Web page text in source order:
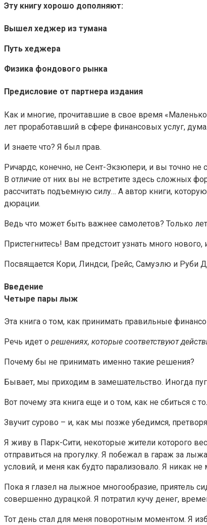
Эту книгу хорошо дополняют:
Вышел хеджер из тумана
Путь хеджера
Физика фондового рынка
Предисловие от партнера издания
Как и многие, прочитавшие в свое время
лет проработавший в сфере финансовых услуг,
И знаете что? Я был прав.
Ричардс, конечно, не Сент-Экзюпери, и вы точно не
В отличие от них вы не встретите здесь сложных
рассчитать подъемную силу… А автор книги,
дюрации.
Ведь что может быть важнее самолетов? Только
Пристегнитесь! Вам предстоит узнать много
Посвящается Кори, Линдси, Грейс, Самуэлю и Руби
Введение
Четыре пары лыж
Эта книга о том, как принимать правильные
Речь идет о решениях, которые соответствуют
Почему бы не принимать именно такие решения?
Бывает, мы приходим в замешательство. Иногда
Вот почему эта книга еще и о том, как не сбиться с
Звучит сурово – и, как мы позже убедимся,
Я живу в Парк-Сити, некоторые жители которого
отправиться на прогулку. Я побежал в гараж за
условий, и меня как будто парализовало. Я никак
Пока я глазел на лыжное многообразие, приятель
совершенно дурацкой. Я потратил кучу денег,
Тот день стал для меня поворотным моментом. Я